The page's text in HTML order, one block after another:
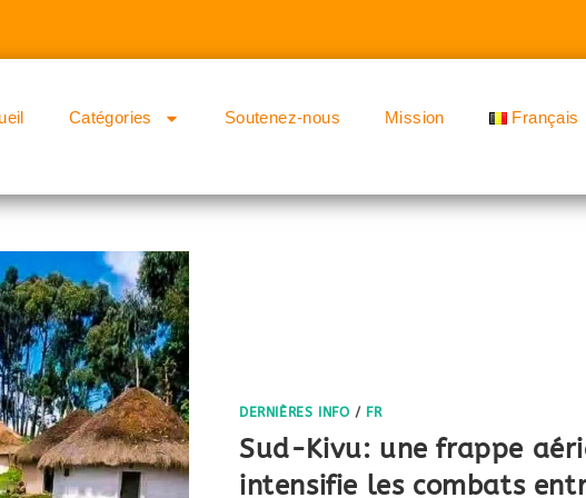
Catégories Soutenez-nous Mission Français
DERNIÈRES INFO / FR
Sud-Kivu: une frappe
intensifie les combats